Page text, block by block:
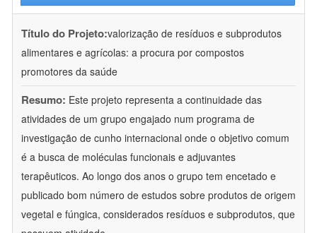
Título do Projeto:valorização de resíduos e subprodutos
alimentares e agrícolas: a procura por compostos
promotores da saúde
Resumo: Este projeto representa a continuidade das
atividades de um grupo engajado num programa de
investigação de cunho internacional onde o objetivo comum
é a busca de moléculas funcionais e adjuvantes
terapêuticos. Ao longo dos anos o grupo tem encetado e
publicado bom número de estudos sobre produtos de origem
vegetal e fúngica, considerados resíduos e subprodutos, que